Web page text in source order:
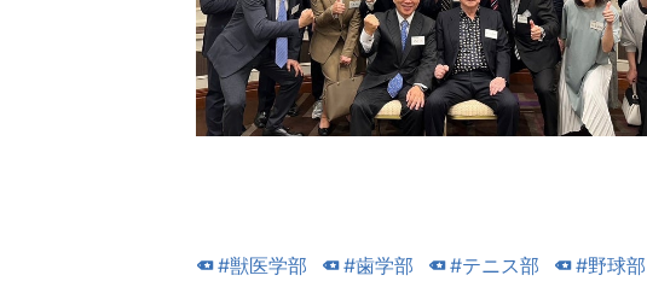
#獣医学部 #歯学部 #テニス部 #野球部